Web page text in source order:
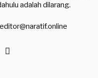
adalah dilarang.
editor@naratif.online